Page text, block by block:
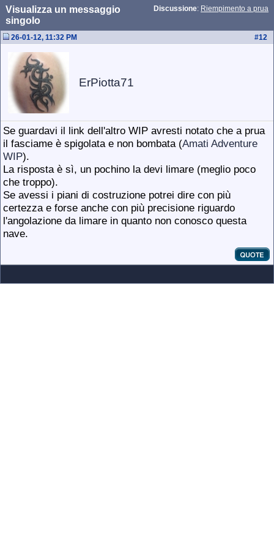
Discussione: Riempimento a prua
Visualizza un messaggio
singolo
#12
26-01-12, 11:32 PM
ErPiotta71
Se guardavi il link dell'altro WIP avresti notato che a prua
il fasciame è spigolata e non bombata (Amati Adventure
WIP).
La risposta è sì, un pochino la devi limare (meglio poco
che troppo).
Se avessi i piani di costruzione potrei dire con più
certezza e forse anche con più precisione riguardo
l'angolazione da limare in quanto non conosco questa
nave.